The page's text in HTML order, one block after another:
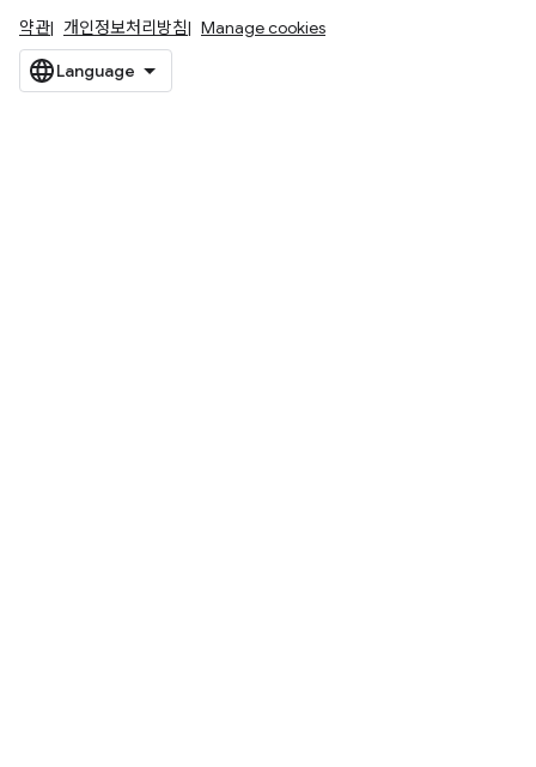
약관 개인정보처리방침 Manage cookies